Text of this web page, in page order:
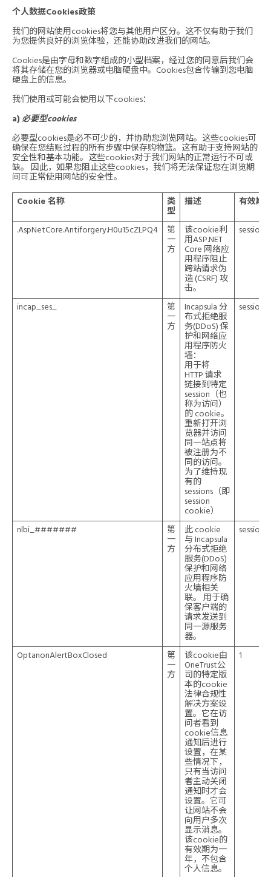
个人数据Cookies政策
我们的网站使用cookies将您与其他用户区分。这不仅有助于我们
为您提供良好的浏览体验，还能协助改进我们的网站。
Cookies是由字母和数字组成的小型档案，经过您的同意后我们会
将其存储在您的浏览器或电脑硬盘中。Cookies包含传输到您电脑
硬盘上的信息。
我们使用或可能会使用以下cookies：
a)必要型cookies
必要型cookies是必不可少的，并协助您浏览网站。这些cookies可
确保在您结账过程的所有步骤中保存购物篮。这有助于支持网站的
安全性和基本功能。这些cookies对于我们网站的正常运行不可或
缺。 因此，如果您阻止这些cookies，我们将无法保证您在浏览期
间可正常使用网站的安全性。
Cookie 名称
类
型
描述 有效期
.AspNetCore.Antiforgery.H0u15cZLPQ4 第
一
方
该cookie利
用ASP.NET
Core 网络应
用程序阻止
跨站请求伪
造 (CSRF) 攻
击。
session
incap_ses_ 第
一
方
Incapsula 分
布式拒绝服
务(DDoS) 保
护和网络应
用程序防火
墙：
用于将
HTTP 请求
链接到特定
session（也
称为访问）
的 cookie。
重新打开浏
览器并访问
同一站点将
被注册为不
同的访问。
为了维持现
有的
sessions（即
session
cookie）
session
nlbi_####### 第
一
方
此 cookie
与 Incapsula
分布式拒绝
服务(DDoS)
保护和网络
应用程序防
火墙相关
联。 用于确
保客户端的
请求发送到
同一源服务
器。
session
OptanonAlertBoxClosed 第
一
方
该cookie由
OneTrust公
司的特定版
本的cookie
法律合规性
解决方案设
置。它在访
问者看到
cookie信息
通知后进行
设置，在某
些情况下，
只有当访问
者主动关闭
通知时才会
设置。它可
让网站不会
向用户多次
显示消息。
该cookie的
有效期为一
年，不包含
个人信息。
1